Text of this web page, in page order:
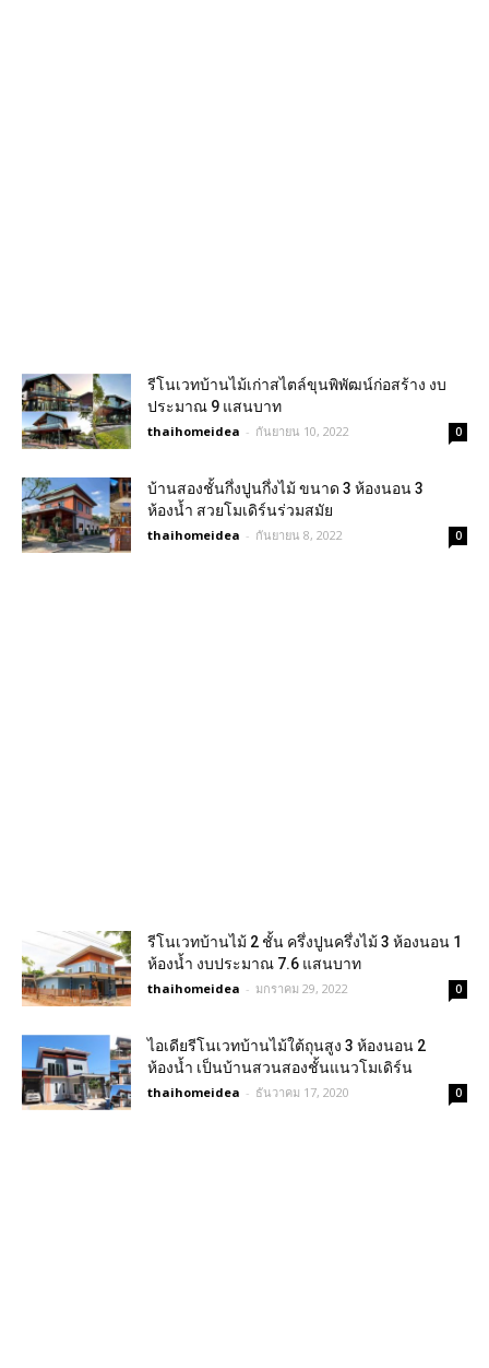
รีโนเวทบ้านไม้เก่าสไตล์ขุนพิพัฒน์ก่อสร้าง งบ
ประมาณ 9 แสนบาท
thaihomeidea - กันยายน 10, 2022 0
บ้านสองชั้นกึ่งปูนกึ่งไม้ ขนาด 3 ห้องนอน 3
ห้องน้ำ สวยโมเดิร์นร่วมสมัย
thaihomeidea - กันยายน 8, 2022 0
รีโนเวทบ้านไม้ 2 ชั้น ครึ่งปูนครึ่งไม้ 3 ห้องนอน 1
ห้องน้ำ งบประมาณ 7.6 แสนบาท
thaihomeidea - มกราคม 29, 2022 0
ไอเดียรีโนเวทบ้านไม้ใต้ถุนสูง 3 ห้องนอน 2
ห้องน้ำ เป็นบ้านสวนสองชั้นแนวโมเดิร์น
thaihomeidea - ธันวาคม 17, 2020 0